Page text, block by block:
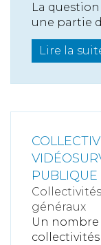
La
une partie
Lire la
PUBLIQUE
Collectivités
généraux
Un nombre
collectivités